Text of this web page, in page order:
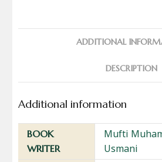
ADDITIONAL
DESCRIPTION
Additional information
BOOK
WRITER
Mufti
Usmani